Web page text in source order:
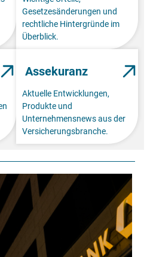
Gesetzesänderungen und
rechtliche Hintergründe im
Überblick.
Assekuranz
Aktuelle Entwicklungen,
Produkte und
Unternehmensnews aus der
Versicherungsbranche.